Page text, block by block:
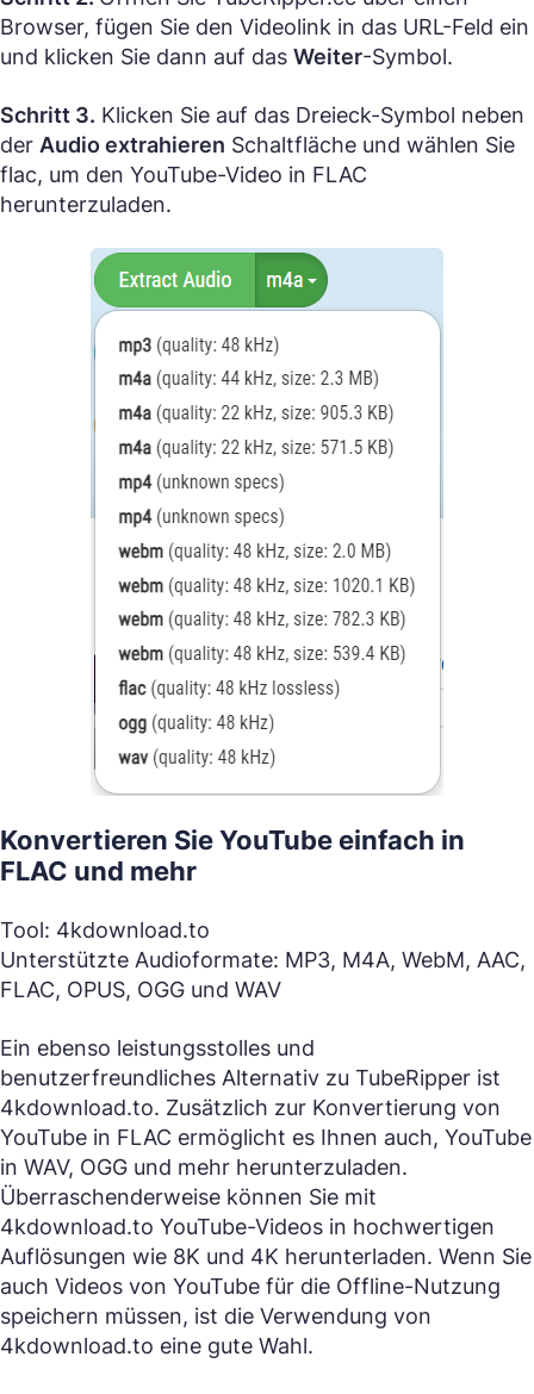
Browser, fügen Sie den Videolink in das URL-Feld ein
und klicken Sie dann auf das Weiter-Symbol.
Schritt 3. Klicken Sie auf das Dreieck-Symbol neben
der Audio extrahieren Schaltfläche und wählen Sie
flac, um den YouTube-Video in FLAC
herunterzuladen.
Konvertieren Sie YouTube einfach in
FLAC und mehr
Tool: 4kdownload.to
Unterstützte Audioformate: MP3, M4A, WebM, AAC,
FLAC, OPUS, OGG und WAV
Ein ebenso leistungsstolles und
benutzerfreundliches Alternativ zu TubeRipper ist
4kdownload.to. Zusätzlich zur Konvertierung von
YouTube in FLAC ermöglicht es Ihnen auch, YouTube
in WAV, OGG und mehr herunterzuladen.
Überraschenderweise können Sie mit
4kdownload.to YouTube-Videos in hochwertigen
Auflösungen wie 8K und 4K herunterladen. Wenn Sie
auch Videos von YouTube für die Offline-Nutzung
speichern müssen, ist die Verwendung von
4kdownload.to eine gute Wahl.